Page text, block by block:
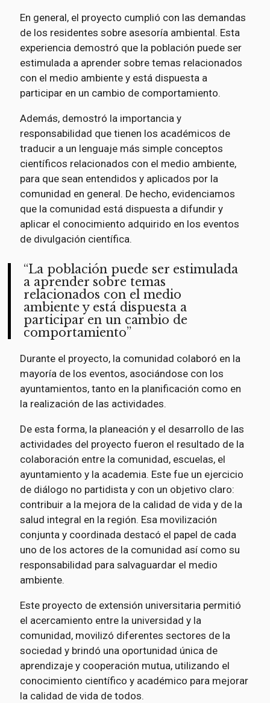
En general, el proyecto cumplió con las demandas
de los residentes sobre asesoría ambiental. Esta
experiencia demostró que la población puede ser
estimulada a aprender sobre temas relacionados
con el medio ambiente y está dispuesta a
participar en un cambio de comportamiento.
Además, demostró la importancia y
responsabilidad que tienen los académicos de
traducir a un lenguaje más simple conceptos
científicos relacionados con el medio ambiente,
para que sean entendidos y aplicados por la
comunidad en general. De hecho, evidenciamos
que la comunidad está dispuesta a difundir y
aplicar el conocimiento adquirido en los eventos
de divulgación científica.
La población puede ser estimulada
a aprender sobre temas
relacionados con el medio
ambiente y está dispuesta a
participar en un cambio de
comportamiento
Durante el proyecto, la comunidad colaboró en la
mayoría de los eventos, asociándose con los
ayuntamientos, tanto en la planificación como en
la realización de las actividades.
De esta forma, la planeación y el desarrollo de las
actividades del proyecto fueron el resultado de la
colaboración entre la comunidad, escuelas, el
ayuntamiento y la academia. Este fue un ejercicio
de diálogo no partidista y con un objetivo claro:
contribuir a la mejora de la calidad de vida y de la
salud integral en la región. Esa movilización
conjunta y coordinada destacó el papel de cada
uno de los actores de la comunidad así como su
responsabilidad para salvaguardar el medio
ambiente.
Este proyecto de extensión universitaria permitió
el acercamiento entre la universidad y la
comunidad, movilizó diferentes sectores de la
sociedad y brindó una oportunidad única de
aprendizaje y cooperación mutua, utilizando el
conocimiento científico y académico para mejorar
la calidad de vida de todos.